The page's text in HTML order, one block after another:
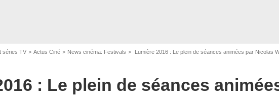
séries TV Actus Ciné News cinéma: Festivals Lumière 2016 : Le plein de séances animées par Nicolas
: Le plein de séances